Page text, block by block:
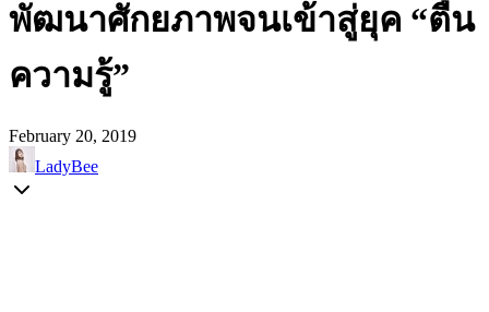
พัฒนาศักยภาพจนเข้าสู่ยุค “ตื่น
ความรู้”
February 20, 2019
LadyBee